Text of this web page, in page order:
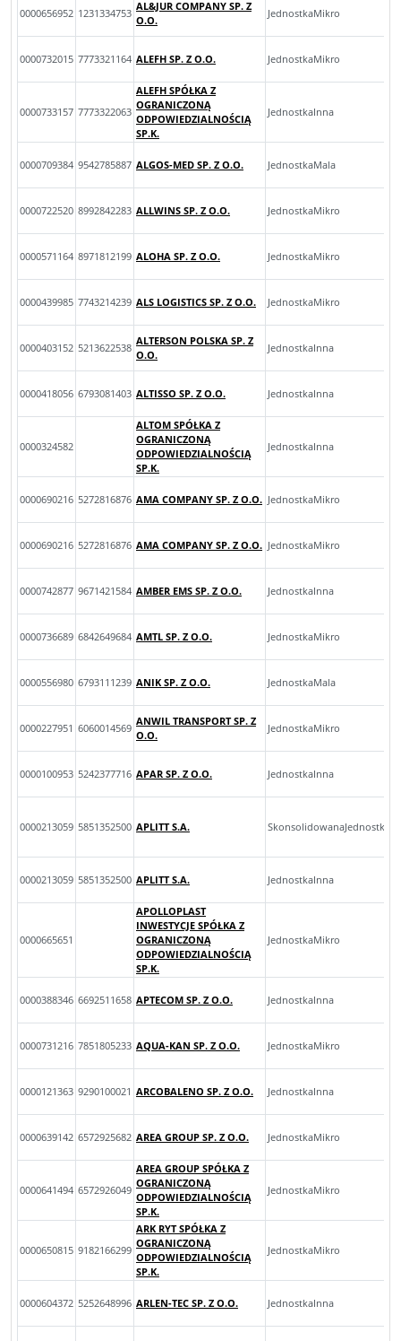
0000656952 1231334753
AL&JUR COMPANY SP. Z
O.O.
JednostkaMikro
0000732015 7773321164 ALEFH SP. Z O.O. JednostkaMikro
0000733157 7773322063
ALEFH SPÓŁKA Z
OGRANICZONĄ
ODPOWIEDZIALNOŚCIĄ
SP.K.
JednostkaInna
0000709384 9542785887 ALGOS-MED SP. Z O.O. JednostkaMala
0000722520 8992842283 ALLWINS SP. Z O.O. JednostkaMikro
0000571164 8971812199 ALOHA SP. Z O.O. JednostkaMikro
0000439985 7743214239 ALS LOGISTICS SP. Z O.O. JednostkaMikro
0000403152 5213622538
ALTERSON POLSKA SP. Z
O.O.
JednostkaInna
0000418056 6793081403 ALTISSO SP. Z O.O. JednostkaInna
0000324582
ALTOM SPÓŁKA Z
OGRANICZONĄ
ODPOWIEDZIALNOŚCIĄ
SP.K.
JednostkaInna
0000690216 5272816876 AMA COMPANY SP. Z O.O. JednostkaMikro
0000690216 5272816876 AMA COMPANY SP. Z O.O. JednostkaMikro
0000742877 9671421584 AMBER EMS SP. Z O.O. JednostkaInna
0000736689 6842649684 AMTL SP. Z O.O. JednostkaMikro
0000556980 6793111239 ANIK SP. Z O.O. JednostkaMala
0000227951 6060014569
ANWIL TRANSPORT SP. Z
O.O.
JednostkaMikro
0000100953 5242377716 APAR SP. Z O.O. JednostkaInna
0000213059 5851352500 APLITT S.A.
0000213059 5851352500 APLITT S.A. JednostkaInna
0000665651
APOLLOPLAST
INWESTYCJE SPÓŁKA Z
OGRANICZONĄ
ODPOWIEDZIALNOŚCIĄ
SP.K.
JednostkaMikro
0000388346 6692511658 APTECOM SP. Z O.O. JednostkaInna
0000731216 7851805233 AQUA-KAN SP. Z O.O. JednostkaMikro
0000121363 9290100021 ARCOBALENO SP. Z O.O. JednostkaInna
0000639142 6572925682 AREA GROUP SP. Z O.O. JednostkaMikro
0000641494 6572926049
AREA GROUP SPÓŁKA Z
OGRANICZONĄ
ODPOWIEDZIALNOŚCIĄ
SP.K.
JednostkaMikro
0000650815 9182166299
ARK RYT SPÓŁKA Z
OGRANICZONĄ
ODPOWIEDZIALNOŚCIĄ
SP.K.
JednostkaMikro
0000604372 5252648996 ARLEN-TEC SP. Z O.O. JednostkaInna